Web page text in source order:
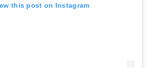
this post on Instagram